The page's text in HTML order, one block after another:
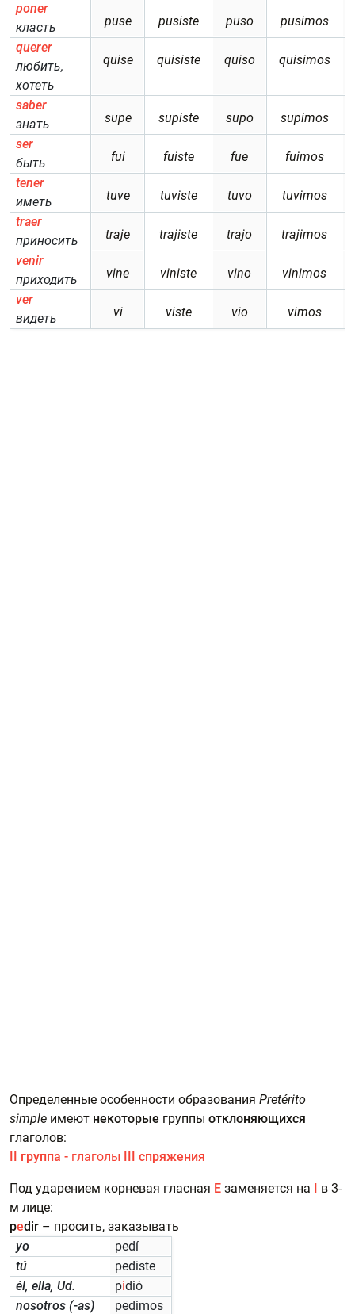
poner
класть
puse pusiste puso
pusimos
querer
любить,
хотеть
quise quisiste quiso quisimos
saber
знать
supe supiste supo
supimos
ser
быть
fui fuiste fue
fuimos
tener
иметь
tuve tuviste tuvo
tuvimos
traer
приносить
traje trajiste trajo
trajimos
venir
приходить
vine viniste vino
vinimos
ver
видеть
vi viste vio vimos
Определенные особенности образования Pretérito
simple имеют некоторые группы отклоняющихся
глаголов:
II группа - глаголы III спряжения
Под ударением корневая гласная E заменяется на I в 3-
м лице:
pedir – просить, заказывать
yo
pedí
tú
pediste
él, ella, Ud.
pidió
nosotros (-as)
pedimos